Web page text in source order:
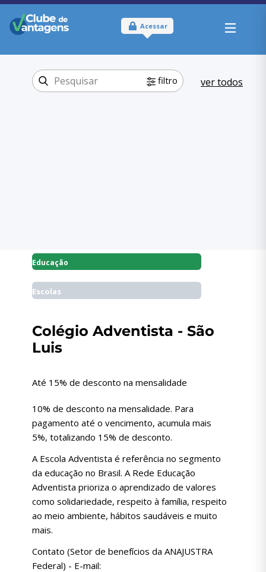
Acessar
filtro ver todos
Educação
Escolas
Colégio Adventista - São
Luis
Até 15% de desconto na mensalidade
10% de desconto na mensalidade. Para
pagamento até o vencimento, acumula mais
5%, totalizando 15% de desconto.
A Escola Adventista é referência no segmento
da educação no Brasil. A Rede Educação
Adventista prioriza o aprendizado de valores
como solidariedade, respeito à família, respeito
ao meio ambiente, hábitos saudáveis e muito
mais.
Contato (Setor de benefícios da ANAJUSTRA
Federal) - E-mail: